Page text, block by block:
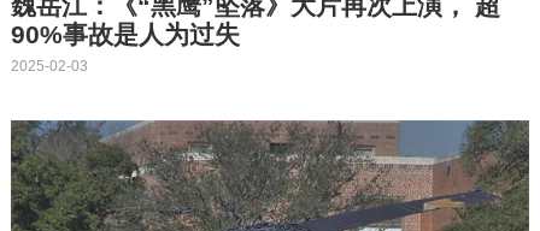
90%事故是人为过失
2025-02-03